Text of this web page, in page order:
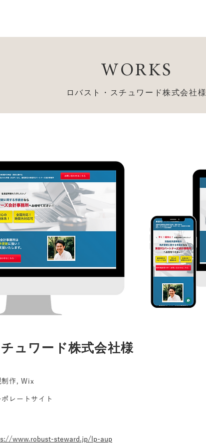
WORKS
ロバスト・スチュワード株式会社様
ュワード株式会社様
制作, Wix
ポレートサイト
www.robust-steward.jp/lp-aup